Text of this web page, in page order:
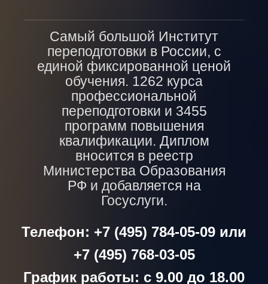
Самый большой Институт
переподготовки в России, с
единой фиксированной ценой
обучения. 1262 курса
профессиональной
переподготовки и 3455
программ повышения
квалификации. Диплом
вносится в реестр
Министерства Образования
РФ и добавляется на
Госуслуги.
Телефон: +7 (495) 784-05-09 или
+7 (495) 768-03-05
График работы: с 9.00 до 18.00